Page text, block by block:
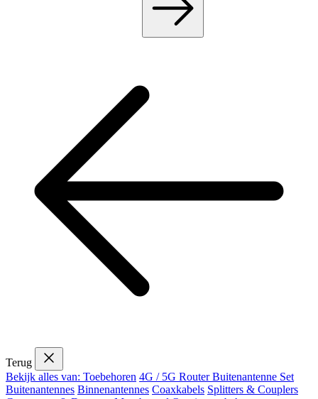
Terug
Bekijk alles van: Toebehoren 4G / 5G Router Buitenantenne Set
Buitenantennes Binnenantennes Coaxkabels Splitters & Couplers